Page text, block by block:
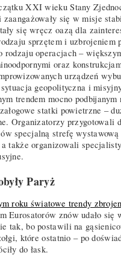
XXI wieku Stany
zaangażowały się w misje
się wręcz oazą dla
sprzętem i uzbrojeniem
rodzaju operacjach –
oraz
urządzeń
geopolityczna i
trendem mocno
statki powietrzne –
Organizatorzy przygotowali
specjalną strefę
także organizowali
Paryż
roku światowe trendy
Eurosatorów znów udało się
tak, bo postawili na
które ostatnio – po
do łask.